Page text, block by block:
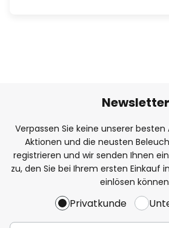
Newsletter
Verpassen Sie keine unserer
Aktionen und die neusten
registrieren und wir senden Ihnen
zu, den Sie bei Ihrem ersten Einkauf
einlösen
Privatkunde